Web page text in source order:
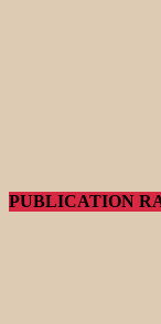
PUBLICATION